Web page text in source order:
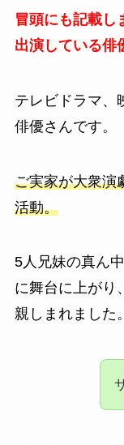
冒頭にも記載し
出演している俳
テレビドラマ、
俳優さんです。
ご実家が大衆演
活動。
5人兄妹の真ん
に舞台に上がり
親しまれました。